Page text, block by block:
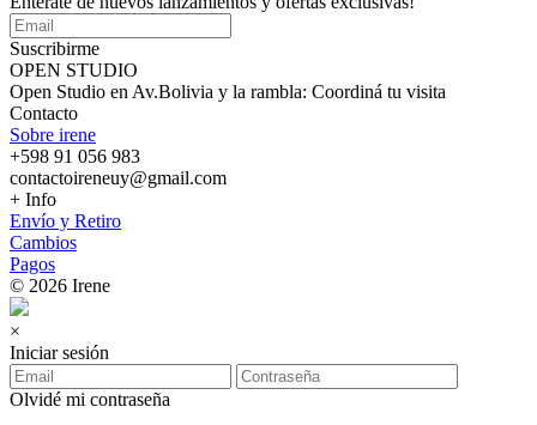
Suscribirme
OPEN STUDIO
Open Studio en Av.Bolivia y la rambla: Coordiná tu visita
Contacto
Sobre irene
+598 91 056 983
contactoireneuy@gmail.com
+ Info
Envío y Retiro
Cambios
Pagos
© 2026 Irene
×
Iniciar sesión
Olvidé mi contraseña